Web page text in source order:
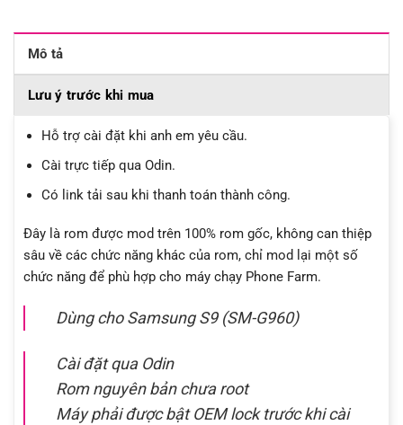
Mô tả
Lưu ý trước khi mua
Hỗ trợ cài đặt khi anh em yêu cầu.
Cài trực tiếp qua Odin.
Có link tải sau khi thanh toán thành công.
Đây là rom được mod trên 100% rom gốc, không can thiệp
sâu về các chức năng khác của rom, chỉ mod lại một số
chức năng để phù hợp cho máy chạy Phone Farm.
Dùng cho Samsung S9 (SM-G960)
Cài đặt qua Odin
Rom nguyên bản chưa root
Máy phải được bật OEM lock trước khi cài